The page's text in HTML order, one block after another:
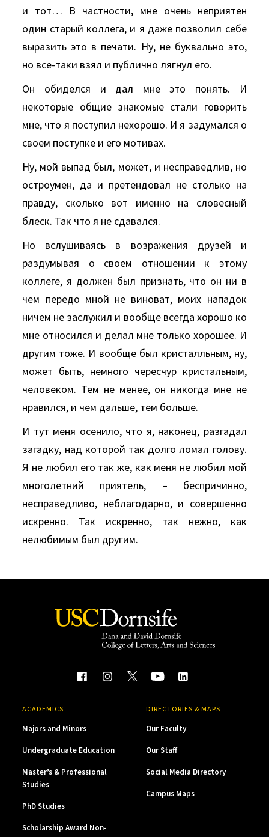
и тот… В частности, мне очень неприятен
один старый коллега, и я даже позволил себе
выразить это в печати. Ну, не буквально это,
но все-таки взял и публично лягнул его.
Он обиделся и дал мне это понять. И
некоторые общие знакомые стали говорить
мне, что я поступил нехорошо. И я задумался о
своем поступке и его мотивах.
Ну, мой выпад был, может, и несправедлив, но
остроумен, да и претендовал не столько на
правду, сколько вот именно на словесный
блеск. Так что я не сдавался.
Но вслушиваясь в возражения друзей и
раздумывая о своем отношении к этому
коллеге, я должен был признать, что он ни в
чем передо мной не виноват, моих нападок
ничем не заслужил и вообще всегда хорошо ко
мне относился и делал мне только хорошее. И
другим тоже. И вообще был кристалльным, ну,
может быть, немного чересчур кристальным,
человеком. Тем не менее, он никогда мне не
нравился, и чем дальше, тем больше.
И тут меня осенило, что я, наконец, разгадал
загадку, над которой так долго ломал голову.
Я не любил его так же, как меня не любил мой
многолетний приятель, – беспричинно,
несправедливо, неблагодарно, и совершенно
искренно. Так искренно, так нежно, как
нелюбимым был другим.
ACADEMICS
Majors and Minors
Undergraduate Education
Master’s & Professional
Studies
PhD Studies
Scholarship Award Non-
DIRECTORIES & MAPS
Our Faculty
Our Staff
Social Media Directory
Campus Maps